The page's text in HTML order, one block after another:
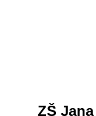
ZŠ